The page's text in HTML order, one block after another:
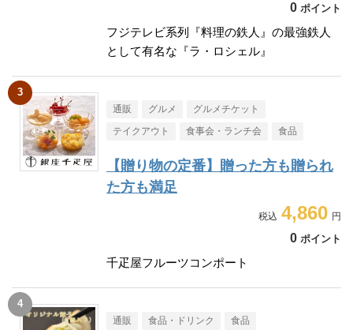
0 ポイント
フジテレビ系列『料理の鉄人』の最強鉄人
として有名な『ラ・ロシェル』
通販 グルメ グルメチケット
テイクアウト 食事会・ランチ会 食品
【贈り物の定番】贈った方も贈られ
た方も満足
4,860
0 ポイント
千疋屋フルーツコンポート
通販 食品・ドリンク 食品